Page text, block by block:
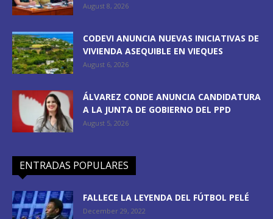
August 8, 2026
CODEVI ANUNCIA NUEVAS INICIATIVAS DE
VIVIENDA ASEQUIBLE EN VIEQUES
August 6, 2026
ÁLVAREZ CONDE ANUNCIA CANDIDATURA
A LA JUNTA DE GOBIERNO DEL PPD
August 5, 2026
ENTRADAS POPULARES
FALLECE LA LEYENDA DEL FÚTBOL PELÉ
December 29, 2022